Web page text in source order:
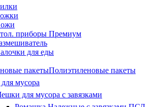
приборы Премиум
для еды
Полиэтиленовые пакеты
мусора
для мусора с завязками